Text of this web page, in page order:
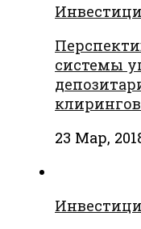
системы
23 Мар,